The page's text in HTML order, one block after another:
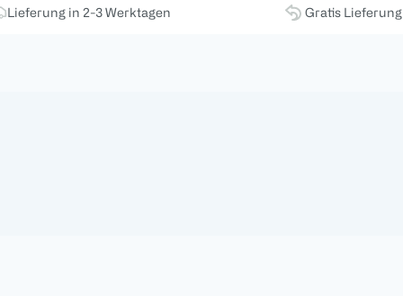
Lieferung in 2-3 Werktagen Gratis